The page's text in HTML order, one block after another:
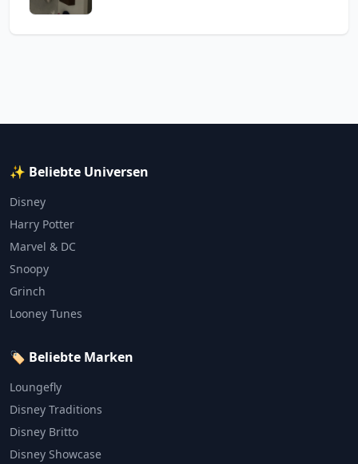
✨ Beliebte Universen
Disney
Harry Potter
Marvel & DC
Snoopy
Grinch
Looney Tunes
🏷️ Beliebte Marken
Loungefly
Disney Traditions
Disney Britto
Disney Showcase